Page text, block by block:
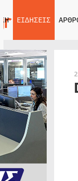
ΕΙΔΗΣΕΙΣ